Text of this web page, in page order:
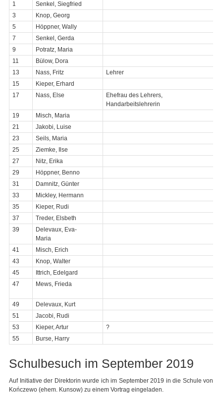
1
Senkel, Siegfried
3
Knop, Georg
5
Höppner, Wally
7
Senkel, Gerda
9
Potratz, Maria
11
Bülow, Dora
13
Nass, Fritz
Lehrer
15
Kieper, Erhard
17
Nass, Else
Ehefrau des Lehrers,
Handarbeitslehrerin
19
Misch, Maria
21
Jakobi, Luise
23
Seils, Maria
25
Ziemke, Ilse
27
Nitz, Erika
29
Höppner, Benno
31
Damnitz, Günter
33
Mickley, Hermann
35
Kieper, Rudi
37
Treder, Elsbeth
39
Delevaux, Eva-
Maria
41
Misch, Erich
43
Knop, Walter
45
Ittrich, Edelgard
47
Mews, Frieda
49
Delevaux, Kurt
51
Jacobi, Rudi
53
Kieper, Artur
?
55
Burse, Harry
Schulbesuch im September 2019
Auf Initiative der Direktorin wurde ich im September 2019 in die Schule von
Kończewo (ehem. Kunsow) zu einem Vortrag eingeladen.